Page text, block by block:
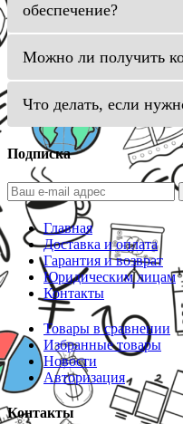
обеспечение?
Можно ли получить
Что делать, если
Подписка
Главная
Доставка и оплата
Гарантия и возврат
Юридическим лицам
Контакты
Товары в сравнении
Избранные товары
Новости
Авторизация
Контакты